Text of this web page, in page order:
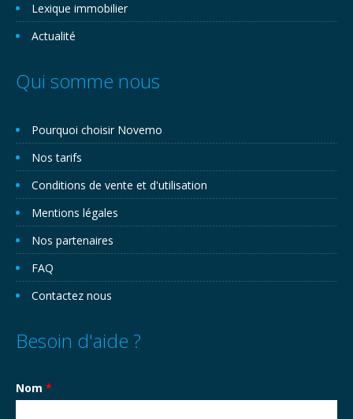
Lexique immobilier
Actualité
Qui somme nous
Pourquoi choisir Novemo
Nos tarifs
Conditions de vente et d'utilisation
Mentions légales
Nos partenaires
FAQ
Contactez nous
Besoin d'aide ?
Nom *